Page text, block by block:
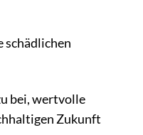
schädlichen
bei, wertvolle
Zukunft